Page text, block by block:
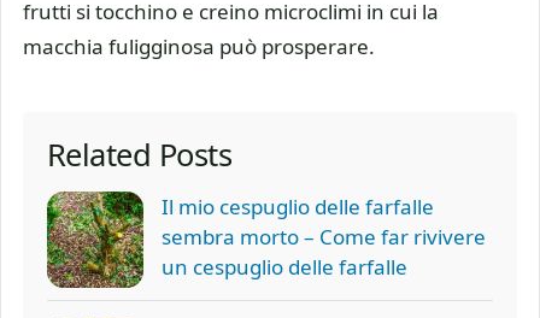
frutti si tocchino e creino microclimi in cui la
macchia fuligginosa può prosperare.
Related Posts
Il mio cespuglio delle farfalle
sembra morto – Come far rivivere
un cespuglio delle farfalle